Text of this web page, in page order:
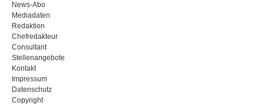
News-Abo
Mediadaten
Redaktion
Chefredakteur
Consultant
Stellenangebote
Kontakt
Impressum
Datenschutz
Copyright